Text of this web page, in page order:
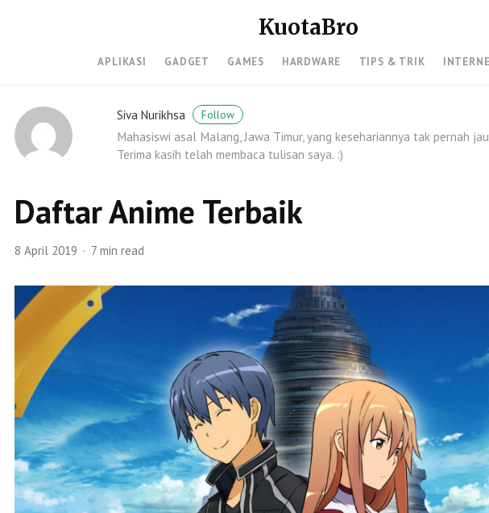
KuotaBro
APLIKASI GADGET GAMES HARDWARE TIPS & TRIK
Siva Nurikhsa
Follow
Mahasiswi asal Malang, Jawa Timur, yang kesehariannya tak pernah
Terima kasih telah membaca tulisan saya. :)
Daftar Anime Terbaik
8 April 2019 7 min read